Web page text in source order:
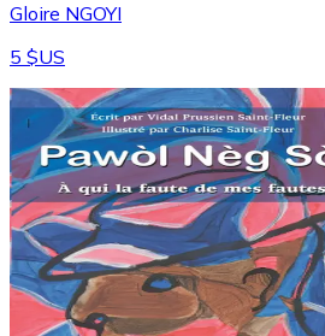
Gloire NGOYI
5 $US